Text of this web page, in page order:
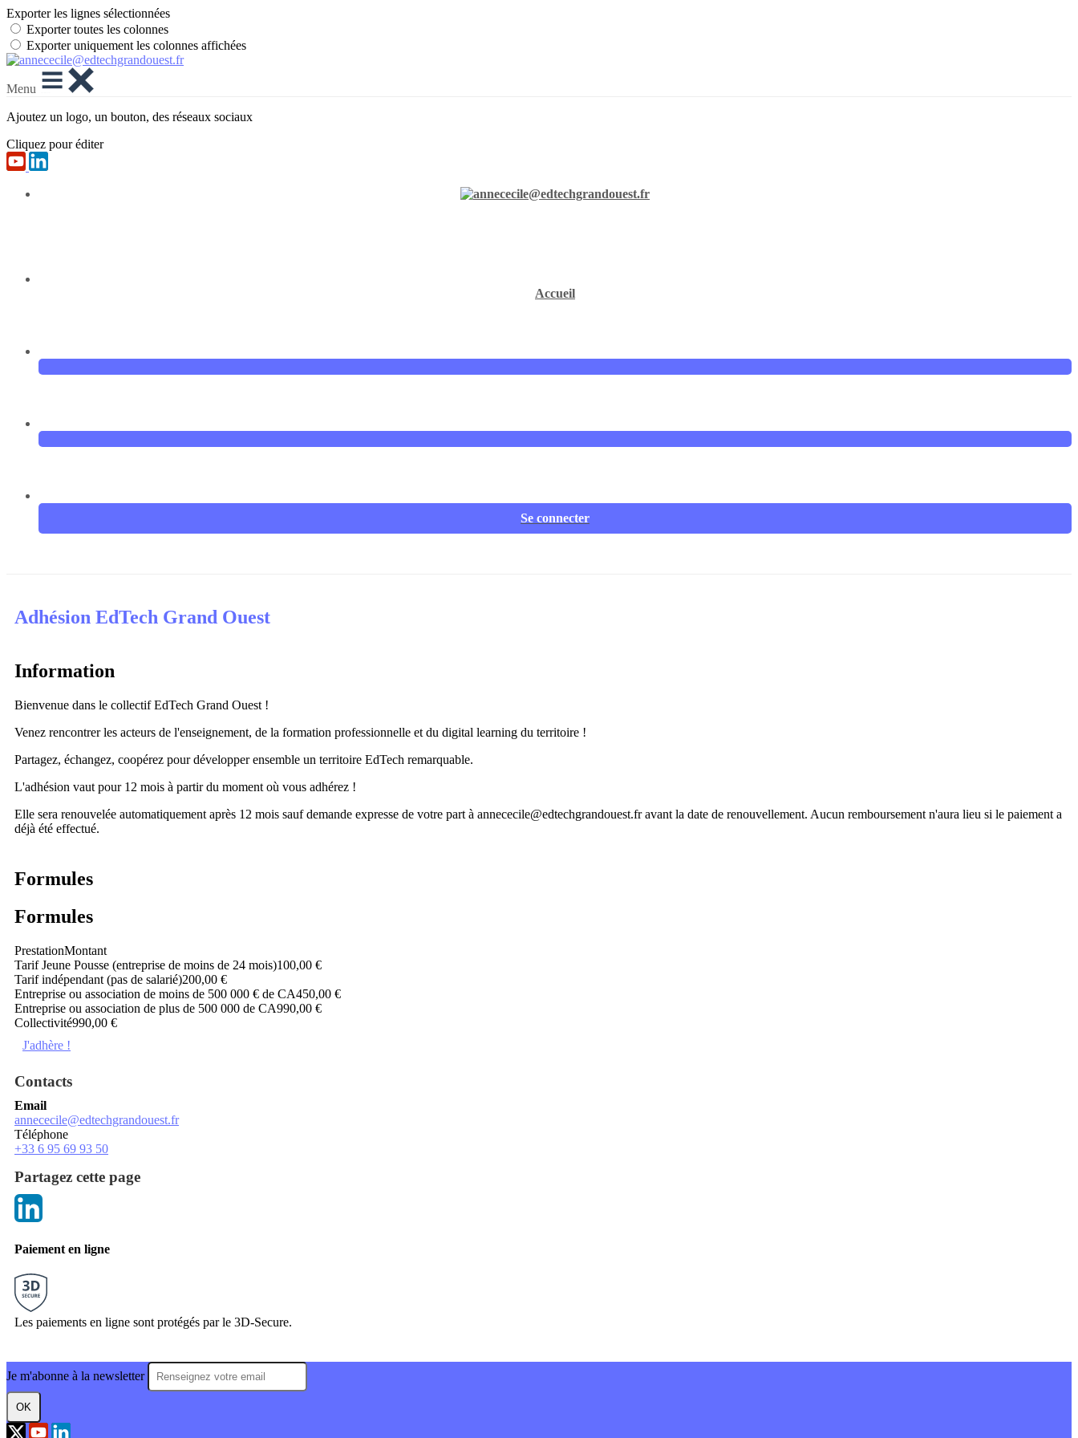
Exporter les lignes sélectionnées
Exporter toutes les colonnes
Exporter uniquement les colonnes affichées
Menu
Ajoutez un logo, un bouton, des réseaux sociaux
Cliquez pour éditer
Accueil
Se connecter
Adhésion EdTech Grand Ouest
Information
Bienvenue dans le collectif EdTech Grand Ouest !
Venez rencontrer les acteurs de l'enseignement, de la formation professionnelle et du digital learning du territoire !
Partagez, échangez, coopérez pour développer ensemble un territoire EdTech remarquable.
L'adhésion vaut pour 12 mois à partir du moment où vous adhérez !
Elle sera renouvelée automatiquement après 12 mois sauf demande expresse de votre part à annececile@edtechgrandouest.fr avant la date de renouvellement. Aucun remboursement n'aura lieu si le paiement a
déjà été effectué.
Formules
Formules
PrestationMontant
Tarif Jeune Pousse (entreprise de moins de 24 mois)100,00 €
Tarif indépendant (pas de salarié)200,00 €
Entreprise ou association de moins de 500 000 € de CA450,00 €
Entreprise ou association de plus de 500 000 de CA990,00 €
Collectivité990,00 €
J'adhère !
Contacts
Email
annececile@edtechgrandouest.fr
Téléphone
+33 6 95 69 93 50
Partagez cette page
Paiement en ligne
Les paiements en ligne sont protégés par le 3D-Secure.
Je m'abonne à la newsletter
OK